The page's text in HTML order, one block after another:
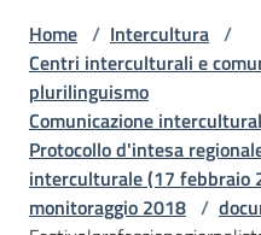
Argomenti
Novità
Servizi
Home / Intercultura /
Centri interculturali e
plurilinguismo
Comunicazione
Protocollo d'intesa
interculturale (17 febbraio
monitoraggio 2018 /